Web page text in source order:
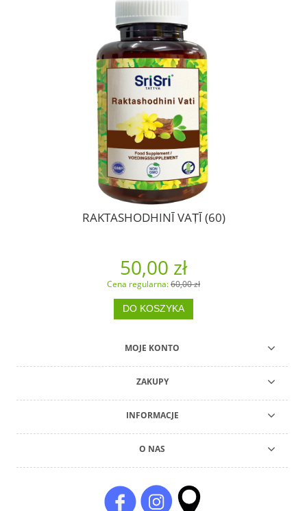
RAKTASHODHINĪ VAṬĪ (60)
50,00 zł
Cena regularna:60,00 zł
DO KOSZYKA
MOJE KONTO
ZAKUPY
INFORMACJE
O NAS